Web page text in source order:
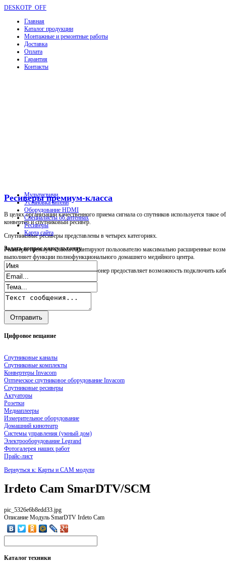
DESKOTP_OFF
Главная
Каталог продукции
Монтажные и ремонтные работы
Доставка
Оплата
Гарантия
Контакты
Ресиверы премиум-класса
В целях организации качественного приема сигнала со спутников используется такое
конвертер и спутниковый ресивер.
Спутниковые ресиверы представлены в четырех категориях.
Ресиверы премиум-класса гарантируют пользователю максимально расширенные
выполняет функции полнофункционального домашнего медийного центра.
Прежде всего, следует сказать, что тюнер предоставляет возможность подключить
Мультисвичи
Установка антенн
Оборудование HDMI
Специалисты об антеннах
Ресиверы
Карта сайта
Задатьвопрос консультанту
Цифровое вещание
Спутниковые каналы
Спутниковые комплекты
Конвертеры Invacom
Оптическое спутниковое оборудование Invacom
Спутниковые ресиверы
Актуаторы
Розетки
Медиаплееры
Измерительное оборудование
Домашний кинотеатр
Системы управления (умный дом)
Электрооборудование Legrand
Фотогалерея наших работ
Прайс-лист
Вернуться к: Карты и CAM модули
Irdeto Cam SmarDTV/SCM
pic_5326e6b8edd33.jpg
Описание Модуль SmarDTV Irdeto Cam
Каталогтехники